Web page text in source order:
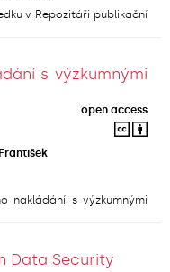
v Repozitáři publikační
s výzkumnými
open access
nakládání s výzkumnými
Data Security